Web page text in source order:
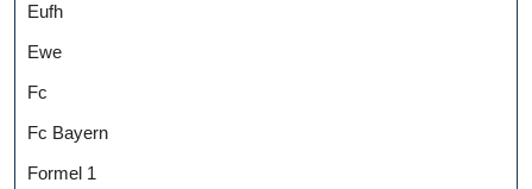
Eufh
Ewe
Fc
Fc Bayern
Formel 1